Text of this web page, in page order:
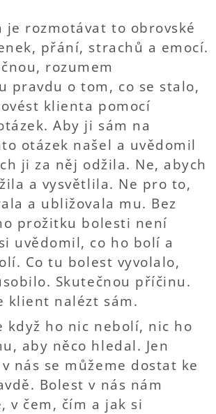
je rozmotávat to obrovské
přání, strachů a emocí.
rozumem
pravdu o tom, co se stalo,
klienta pomocí
Aby ji sám na
otázek našel a uvědomil
ji za něj odžila. Ne, abych
a vysvětlila. Ne pro to,
a ubližovala mu. Bez
prožitku bolesti není
uvědomil, co ho bolí a
Co tu bolest vyvolalo,
Skutečnou příčinu.
klient nalézt sám.
když ho nic nebolí, nic ho
aby něco hledal. Jen
nás se můžeme dostat ke
Bolest v nás nám
v čem, čím a jak si